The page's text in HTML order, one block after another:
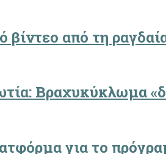
βίντεο από τη
Βραχυκύκλωμα
για το